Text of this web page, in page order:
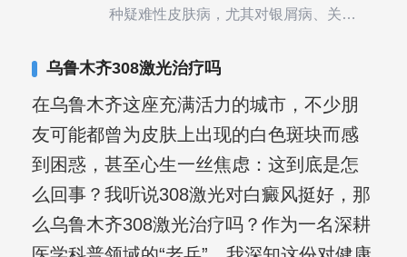
种疑难性皮肤病，尤其对银屑病、关节
乌鲁木齐308激光治疗吗
在乌鲁木齐这座充满活力的城市，不少朋
友可能都曾为皮肤上出现的白色斑块而感
到困惑，甚至心生一丝焦虑：这到底是怎
么回事？我听说308激光对白癜风挺好，那
么乌鲁木齐308激光治疗吗？作为一名深耕